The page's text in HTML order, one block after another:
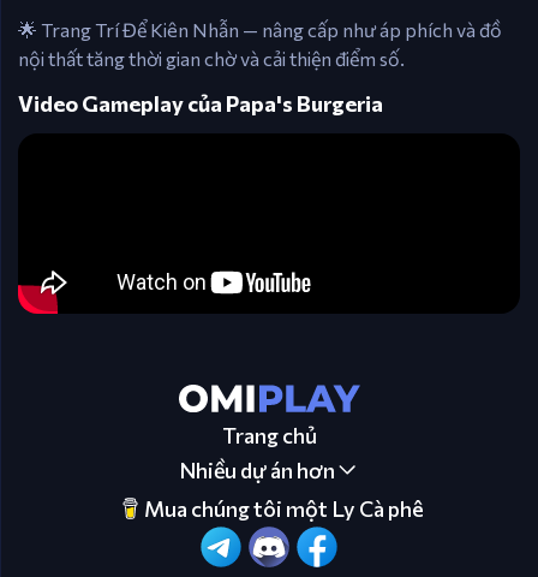
🌟 Trang Trí Để Kiên Nhẫn — nâng cấp như áp phích và đồ
nội thất tăng thời gian chờ và cải thiện điểm số.
Video Gameplay của Papa's Burgeria
Trang chủ
Nhiều dự án hơn
Mua chúng tôi một Ly Cà phê